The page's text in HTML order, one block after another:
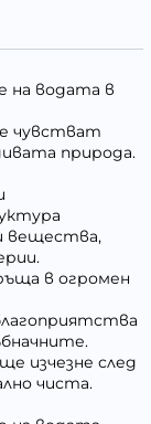
на водата в
чувстват
природа.
вещества,
в огромен
изчезне след
чиста.